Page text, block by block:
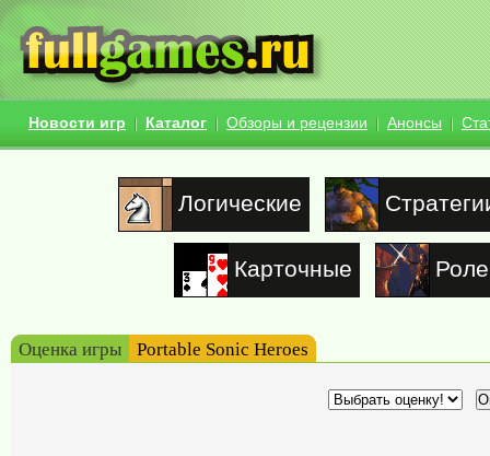
Новости игр Каталог Обзоры и рецензии Анонсы
Логические
Карточные
Оценка игры Portable Sonic Heroes